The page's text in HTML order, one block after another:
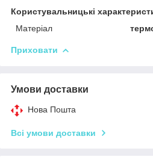
Користувальницькі
Матеріал
Приховати
Умови доставки
Нова Пошта
Всі умови доставки